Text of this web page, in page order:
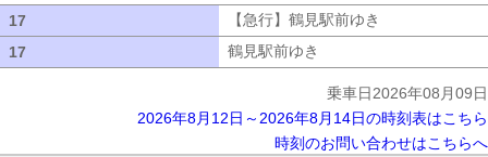
17 【急行】鶴見駅前ゆき
17
鶴見駅前ゆき
乗車日2026年08月09日
2026年8月12日～2026年8月14日の時刻表はこちら
時刻のお問い合わせはこちらへ